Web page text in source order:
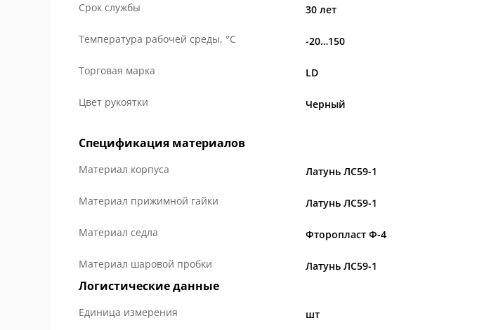
Срок службы 30 лет
Температура рабочей среды, °С -20…150
Торговая марка LD
Цвет рукоятки Черный
Спецификация материалов
Материал корпуса Латунь ЛС59-1
Материал прижимной гайки Латунь ЛС59-1
Материал седла Фторопласт Ф-4
Материал шаровой пробки Латунь ЛС59-1
Логистические данные
Единица измерения шт